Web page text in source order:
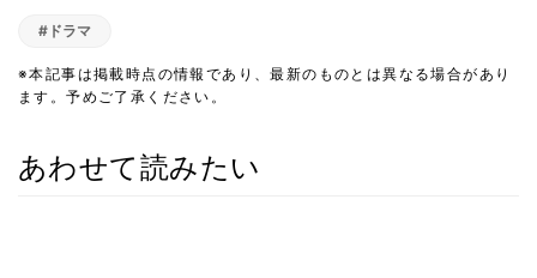
#ドラマ
※本記事は掲載時点の情報であり、最新のものとは異なる場合があり
ます。予めご了承ください。
あわせて読みたい